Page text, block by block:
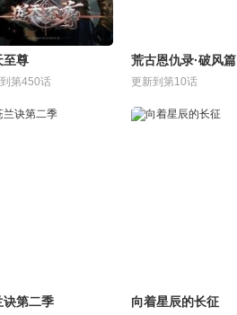
至尊
第450话
荒古恩仇录·破风篇
更新到第10话
诀第二季 向着星辰的长征